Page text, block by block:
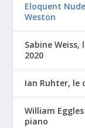
Eloquent
Weston
Sabine
2020
Ian Ruhter, le
William
piano